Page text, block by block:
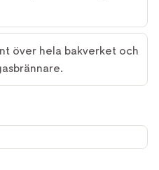
över hela bakverket och